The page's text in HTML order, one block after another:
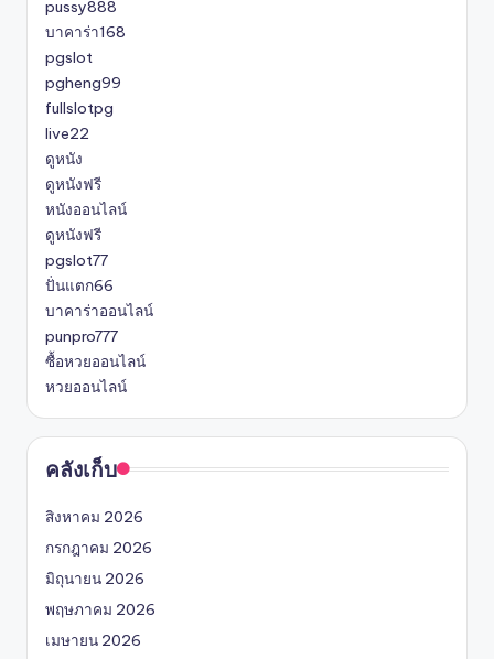
pussy888
บาคาร่า168
pgslot
pgheng99
fullslotpg
live22
ดูหนัง
ดูหนังฟรี
หนังออนไลน์
ดูหนังฟรี
pgslot77
ปั่นแตก66
บาคาร่าออนไลน์
punpro777
ซื้อหวยออนไลน์
หวยออนไลน์
คลังเก็บ
สิงหาคม 2026
กรกฎาคม 2026
มิถุนายน 2026
พฤษภาคม 2026
เมษายน 2026